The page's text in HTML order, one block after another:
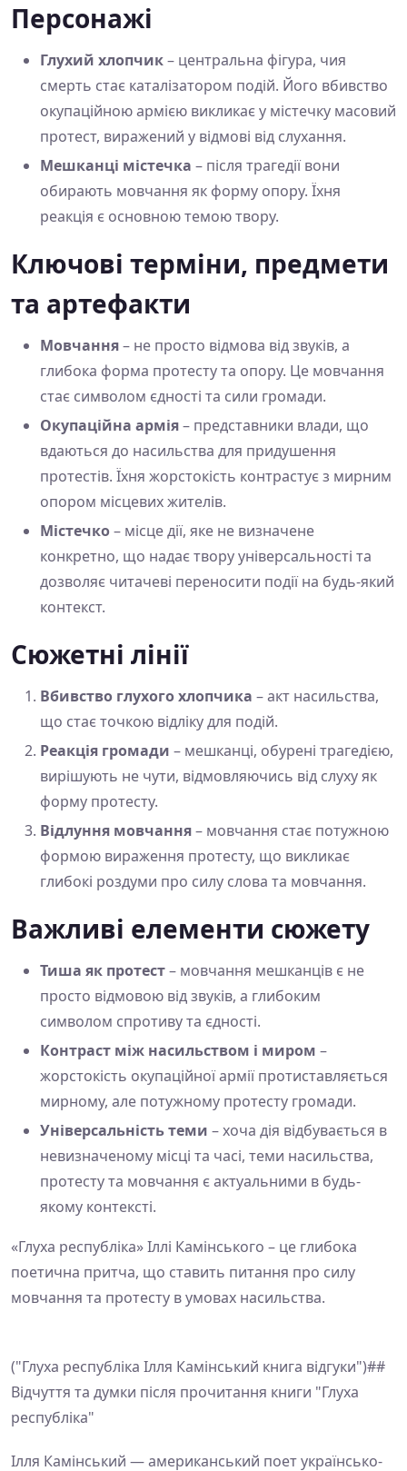
Персонажі
Глухий хлопчик– центральна фігура, чия
смерть стає каталізатором подій. Його вбивство
окупаційною армією викликає у містечку масовий
протест, виражений у відмові від слухання.
Мешканці містечка – після трагедії вони
обирають мовчання як форму опору. Їхня
реакція є основною темою твору.
Ключові терміни, предмети
та артефакти
Мовчання– не просто відмова від звуків, а
глибока форма протесту та опору. Це мовчання
стає символом єдності та сили громади.
Окупаційна армія– представники влади, що
вдаються до насильства для придушення
протестів. Їхня жорстокість контрастує з мирним
опором місцевих жителів.
Містечко– місце дії, яке не визначене
конкретно, що надає твору універсальності та
дозволяє читачеві переносити події на будь-який
контекст.
Сюжетні лінії
Вбивство глухого хлопчика – акт насильства,
що стає точкою відліку для подій.
Реакція громади – мешканці, обурені трагедією,
вирішують не чути, відмовляючись від слуху як
форму протесту.
Відлуння мовчання– мовчання стає потужною
формою вираження протесту, що викликає
глибокі роздуми про силу слова та мовчання.
Важливі елементи сюжету
Тиша як протест– мовчання мешканців є не
просто відмовою від звуків, а глибоким
символом спротиву та єдності.
Контраст між насильством і миром –
жорстокість окупаційної армії протиставляється
мирному, але потужному протесту громади.
Універсальність теми – хоча дія відбувається в
невизначеному місці та часі, теми насильства,
протесту та мовчання є актуальними в будь-
якому контексті.
«Глуха республіка» Іллі Камінського – це глибока
поетична притча, що ставить питання про силу
мовчання та протесту в умовах насильства.
("Глуха республіка Ілля Камінський книга відгуки")##
Відчуття та думки після прочитання книги "Глуха
республіка"
Ілля Камінський — американський поет українсько-